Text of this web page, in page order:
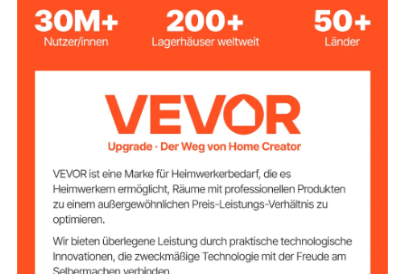
Fassungsvermög
en
3,43 Gallonen / 13 L
Brühmenge 2,64 Gallonen / 10 L
1500 W
Hauptmaterial
Innentank aus Edelstahl
SUS304, Sprühgehäuse aus
ABS
Nettogewicht 50,49 lbs / 22,9 kg